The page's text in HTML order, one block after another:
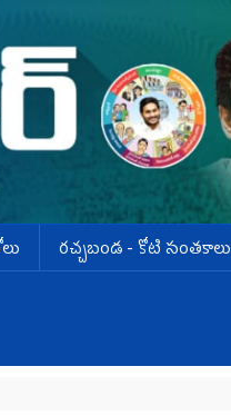
ర‌చ్చ‌బండ‌ - కోటి సంత‌కాలు